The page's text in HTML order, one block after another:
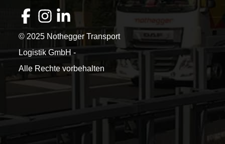
© 2025 Nothegger Transport
Logistik GmbH -
Alle Rechte vorbehalten